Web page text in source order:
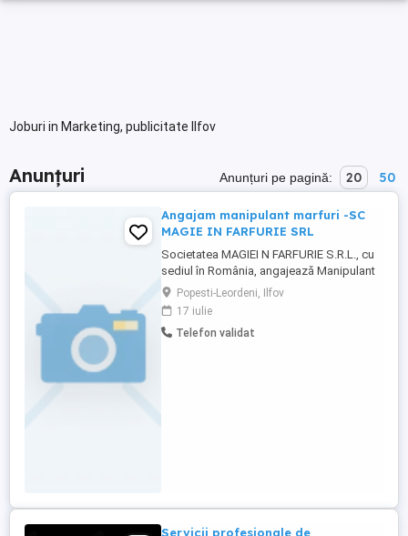
Joburi in Marketing, publicitate Ilfov
Anunțuri Anunțuri pe pagină: 20 50
Angajam manipulant marfuri -SC
MAGIE IN FARFURIE SRL
Societatea MAGIEI N FARFURIE S.R.L., cu
sediul în România, angajează Manipulant
Mărfuri (Cod COR 933303).Cerințe
post:Studii minime obligatorii (învățământ
primar gimnazial);Seriozitate,
punctualitate și rezistență la efort
Popesti-Leordeni, Ilfov
17 iulie
Telefon validat
Servicii profesionale de